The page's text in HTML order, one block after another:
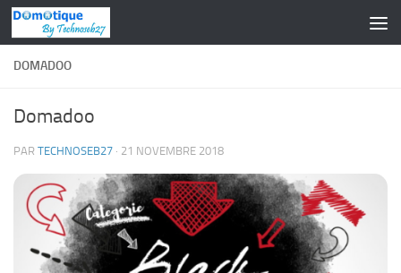
Skip to content
DOMADOO
Domadoo
PAR TECHNOSEB27 · 21 NOVEMBRE 2018